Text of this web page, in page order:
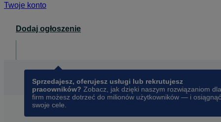
Twoje konto
Dodaj ogłoszenie
Sprzedajesz, oferujesz usługi lub rekrutujesz
pracowników? Zobacz, jak dzięki naszym rozwiązaniom dla
firm możesz dotrzeć do milionów użytkowników — i osiągnąć
swoje cele.